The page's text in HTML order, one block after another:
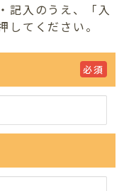
記入のうえ、「入
てください。
必須